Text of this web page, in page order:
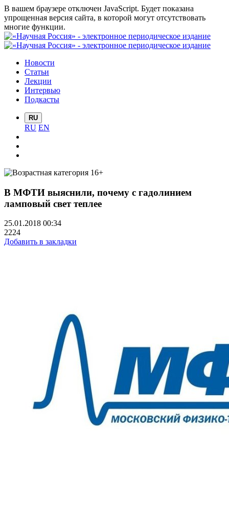
В вашем браузере отключен JavaScript. Будет показана
упрощенная версия сайта, в которой могут отсутствовать
многие функции.
Новости
Статьи
Лекции
Интервью
Подкасты
RU
RU EN
В МФТИ выяснили, почему с гадолинием
ламповый свет теплее
25.01.2018 00:34
2224
Добавить в закладки